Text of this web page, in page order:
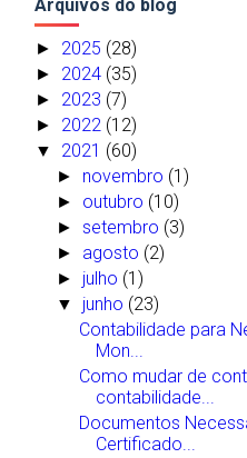
Arquivos do blog
► 2025 (28)
► 2024 (35)
► 2023 (7)
► 2022 (12)
▼ 2021 (60)
► novembro (1)
► outubro (10)
►setembro (3)
► agosto (2)
► julho (1)
▼ junho (23)
Contabilidade para
Mon...
Como mudar de
contabilidade...
Documentos
Certificado...